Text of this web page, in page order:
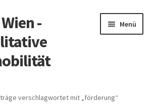
-
Menü
verschlagwortet mit „förderung“